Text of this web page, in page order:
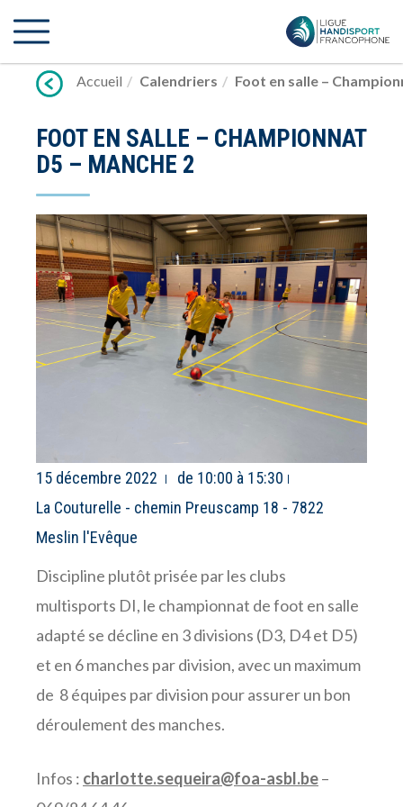
vers
Accueil
Calendriers Foot en salle –
FOOT EN SALLE – CHAMPIONNAT
D5 – MANCHE 2
15 décembre 2022
de 10:00 à 15:30
La Couturelle - chemin Preuscamp 18 - 7822
Meslin l'Evêque
Discipline plutôt prisée par les clubs
multisports DI, le championnat de foot en salle
adapté se décline en 3 divisions (D3, D4 et D5)
et en 6 manches par division, avec un maximum
de 8 équipes par division pour assurer un bon
déroulement des manches.
Infos : charlotte.sequeira@foa-asbl.be–